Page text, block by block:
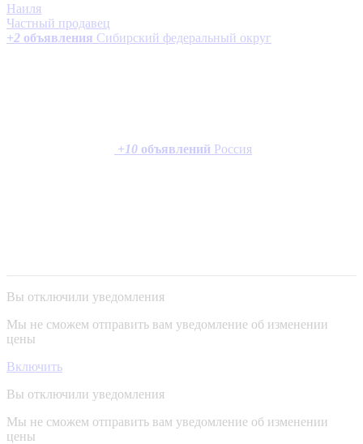
Наиля
Частный продавец
+2 объявления Сибирский федеральный округ
+10 объявлений Россия
Вы отключили уведомления
Мы не сможем отправить вам уведомление об изменении
цены
Включить
Вы отключили уведомления
Мы не сможем отправить вам уведомление об изменении
цены